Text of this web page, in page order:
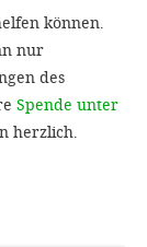
können.
nur
des
Spende unter
herzlich.